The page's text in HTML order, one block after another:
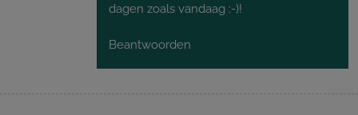
dagen zoals vandaag :-)!
Beantwoorden